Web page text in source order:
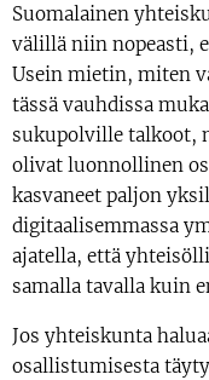
Suomalainen
välillä niin nopeasti,
Usein mietin, miten
tässä vauhdissa
sukupolville talkoot,
olivat luonnollinen
kasvaneet paljon
digitaalisemmassa
ajatella, että
samalla tavalla kuin
Jos yhteiskunta
osallistumisesta